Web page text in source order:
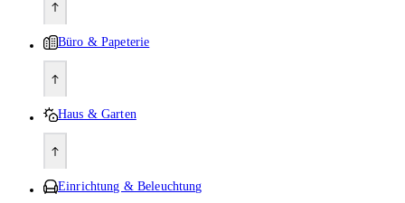
Büro & Papeterie
Haus & Garten
Einrichtung & Beleuchtung